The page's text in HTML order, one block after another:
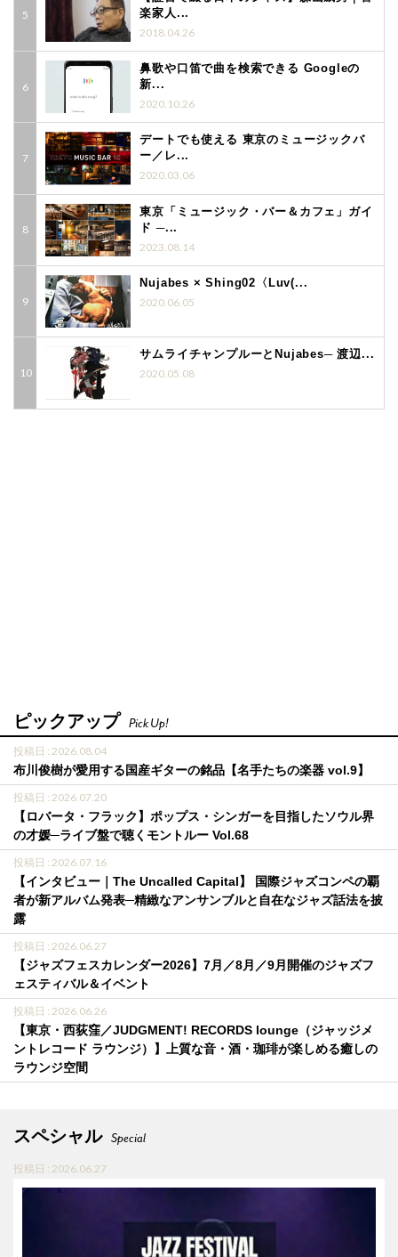
楽家人...
2018.04.26
鼻歌や口笛で曲を検索できる Googleの
新...
2020.10.26
デートでも使える 東京のミュージックバ
ー／レ...
2020.03.06
東京「ミュージック・バー＆カフェ」ガイ
ド ─...
2023.08.14
Nujabes × Shing02〈Luv(...
2020.06.05
サムライチャンプルーとNujabes─ 渡辺...
2020.05.08
ピックアップ Pick Up!
投稿日 : 2026.08.04
布川俊樹が愛用する国産ギターの銘品【名手たちの楽器 vol.9】
投稿日 : 2026.07.20
【ロバータ・フラック】ポップス・シンガーを目指したソウル界
の才媛─ライブ盤で聴くモントルー Vol.68
投稿日 : 2026.07.16
【インタビュー｜The Uncalled Capital】 国際ジャズコンペの覇
者が新アルバム発表─精緻なアンサンブルと自在なジャズ話法を披
露
投稿日 : 2026.06.27
【ジャズフェスカレンダー2026】7月／8月／9月開催のジャズフ
ェスティバル＆イベント
投稿日 : 2026.06.26
【東京・西荻窪／JUDGMENT! RECORDS lounge（ジャッジメ
ントレコード ラウンジ）】上質な音・酒・珈琲が楽しめる癒しの
ラウンジ空間
スペシャル Special
投稿日 : 2026.06.27